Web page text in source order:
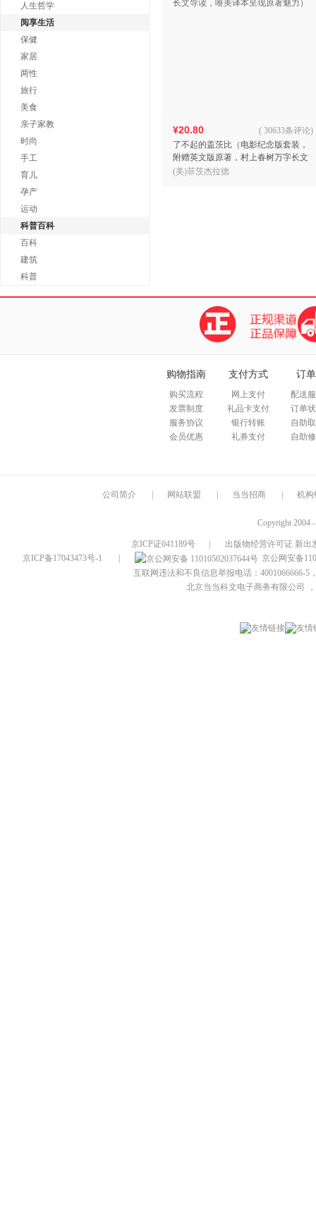
人生哲学
阅享生活
保健
家居
两性
旅行
美食
亲子家教
时尚
手工
育儿
孕产
运动
科普百科
百科
建筑
科普
¥20.80
了不起的盖茨比（电影纪念版套装，
附赠英文版原著，村上春树万字长文
导读，唯美译本呈现原著魅力）
( 30633条评论)
(美)菲茨杰拉德
购物指南
购买流程
发票制度
服务协议
会员优惠
支付方式
网上支付
礼品卡支付
银行转账
礼券支付
订
配送
订单
自助
自助
公司简介 网站联盟 当当招商 机构
Copyright 2004
京ICP证041189号
出版物经营许可证 新出
京ICP备17043473号-1
京公网安备
互联网违法和不良信息举报电话：4001066666-5
北京当当科文电子商务有限公司